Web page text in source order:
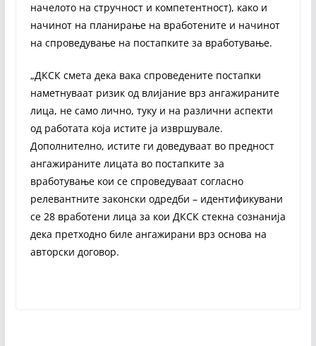
начелото на стручност и компетентност), како и
начинот на планирање на вработените и начинот
на спроведување на постапките за вработување.
„ДКСК смета дека вака спроведените постапки
наметнуваат ризик од влијание врз ангажираните
лица, не само лично, туку и на различни аспекти
од работата која истите ја извршувале.
Дополнително, истите ги доведуваат во предност
ангажираните лицата во постапките за
вработување кои се спроведуваат согласно
релевантните законски одредби – идентификувани
се 28 вработени лица за кои ДКСК стекна сознанија
дека претходно биле ангажирани врз основа на
авторски договор.